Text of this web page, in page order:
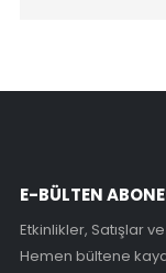
E-BÜLTEN
Etkinlikler, Satışlar
Hemen bültene